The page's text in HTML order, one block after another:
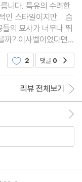
니다. 특유의 수려한
인 스타일이지만... 숨
의 묘사가 너무나 뛰
까? 이사벨이었다면
는 몰입감이 장난이
에
2 댓글 0
리뷰 전체보기